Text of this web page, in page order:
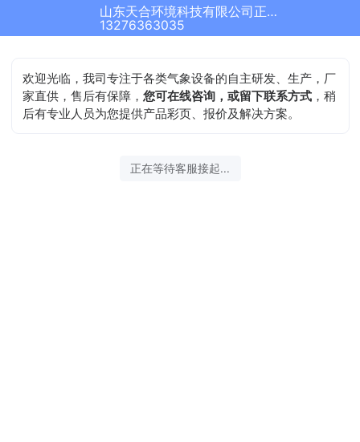
山东天合环境科技有限公司正在为您服务
13276363035
欢迎光临，我司专注于各类气象设备的自主研发、生产，厂
家直供，售后有保障，您可在线咨询，或留下联系方式 ，稍
后有专业人员为您提供产品彩页、报价及解决方案。
正在等待客服接起...